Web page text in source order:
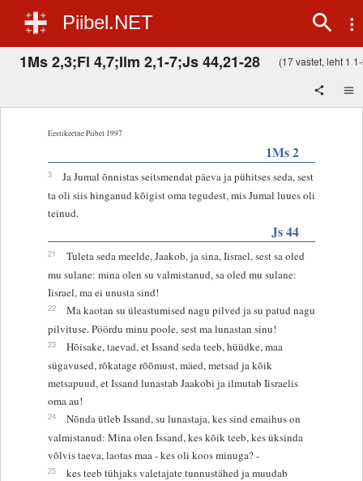
Piibel.NET
1Ms 2,3;Fl 4,7;Ilm 2,1-7;Js 44,21-28 (17 vastet, leht 1
Eestikeelne Piibel 1997
1Ms 2
3
Ja Jumal õnnistas seitsmendat päeva ja pühitses seda, sest
ta oli siis hinganud kõigist oma tegudest, mis Jumal luues oli
teinud.
Js 44
21
Tuleta seda meelde, Jaakob, ja sina, Iisrael, sest sa oled
mu sulane: mina olen su valmistanud, sa oled mu sulane:
Iisrael, ma ei unusta sind!
22
Ma kaotan su üleastumised nagu pilved ja su patud nagu
pilvituse. Pöördu minu poole, sest ma lunastan sinu!
23
Hõisake, taevad, et Issand seda teeb, hüüdke, maa
sügavused, rõkatage rõõmust, mäed, metsad ja kõik
metsapuud, et Issand lunastab Jaakobi ja ilmutab Iisraelis
oma au!
24
Nõnda ütleb Issand, su lunastaja, kes sind emaihus on
valmistanud: Mina olen Issand, kes kõik teeb, kes üksinda
võlvis taeva, laotas maa - kes oli koos minuga? -
25
kes teeb tühjaks valetajate tunnustähed ja muudab